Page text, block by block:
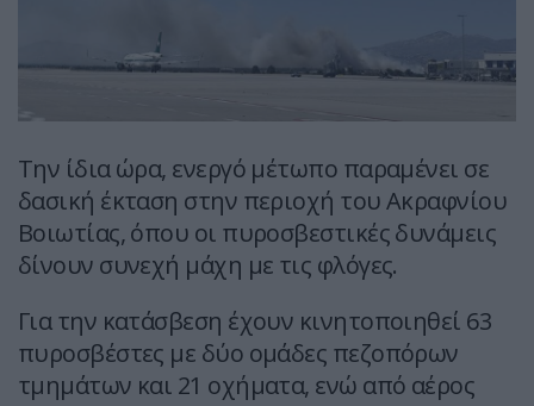
Την ίδια ώρα, ενεργό μέτωπο παραμένει σε
δασική έκταση στην περιοχή του Ακραφνίου
Βοιωτίας, όπου οι πυροσβεστικές δυνάμεις
δίνουν συνεχή μάχη με τις φλόγες.
Για την κατάσβεση έχουν κινητοποιηθεί 63
πυροσβέστες με δύο ομάδες πεζοπόρων
τμημάτων και 21 οχήματα, ενώ από αέρος